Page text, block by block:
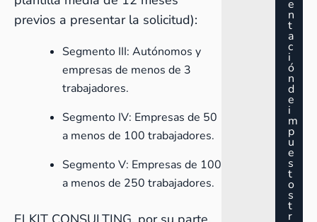
previos a presentar la solicitud):
Segmento III: Autónomos y
empresas de menos de 3
trabajadores.
Segmento IV: Empresas de 50
a menos de 100 trabajadores.
Segmento V: Empresas de 100
a menos de 250 trabajadores.
e
n
t
a
c
i
ó
n
d
e
i
m
p
u
e
s
t
o
s
t
r